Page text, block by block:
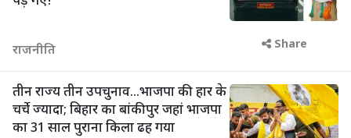
राजनीति Share
तीन राज्य तीन उपचुनाव...भाजपा की हार के
चर्चे ज्यादा; बिहार का बांकीपुर जहां भाजपा
का 31 साल पुराना किला ढह गया